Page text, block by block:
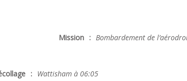
Mission : Bombardement de
: Wattisham à 06:05